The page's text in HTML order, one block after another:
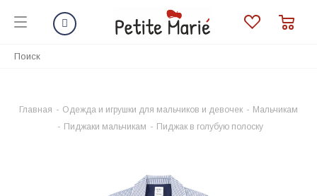
Главная - Одежда и игрушки для мальчиков и девочек - Мальчикам
- Пиджаки мальчикам - Пиджак в голубую полоску